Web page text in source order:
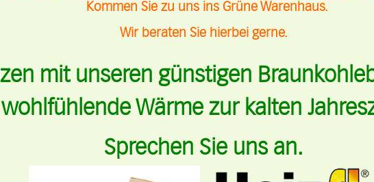
Kommen Sie zu uns ins Grüne Warenhaus.
Wir beraten Sie hierbei gerne.
mit unseren günstigen
wohlfühlende Wärme zur kalten
Sprechen Sie uns an.